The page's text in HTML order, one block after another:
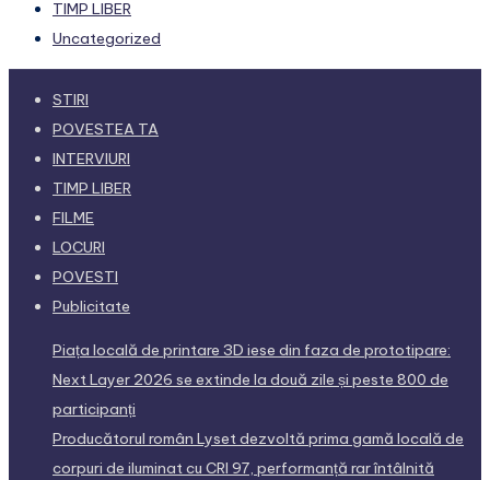
TIMP LIBER
Uncategorized
STIRI
POVESTEA TA
INTERVIURI
TIMP LIBER
FILME
LOCURI
POVESTI
Publicitate
Piața locală de printare 3D iese din faza de prototipare:
Next Layer 2026 se extinde la două zile și peste 800 de
participanți
Producătorul român Lyset dezvoltă prima gamă locală de
corpuri de iluminat cu CRI 97, performanță rar întâlnită